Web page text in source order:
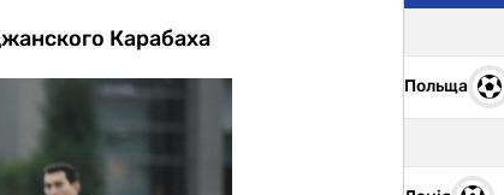
Карабаха
Польща